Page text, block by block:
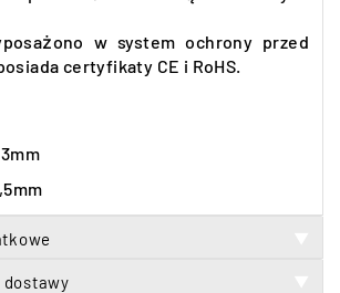
w system ochrony przed
certyfikaty CE i RoHS.